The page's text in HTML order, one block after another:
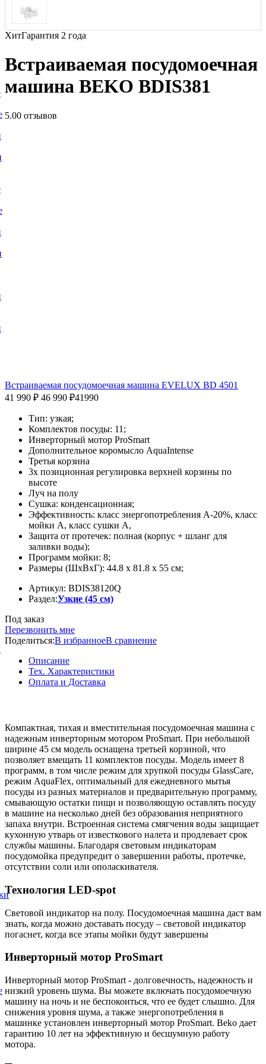
ХитГарантия 2 года
Встраиваемая посудомоечная
машина BEKO BDIS381
5.00 отзывов
Встраиваемая посудомоечная машина EVELUX BD 4501
41 990 ₽ 46 990 ₽41990
Тип: узкая;
Комплектов посуды: 11;
Инверторный мотор ProSmart
Дополнительное коромысло AquaIntense
Третья корзина
3х позиционная регулировка верхней корзины по
высоте
Луч на полу
Сушка: конденсационная;
Эффективность: класс энергопотребления A-20%, класс
мойки A, класс сушки A,
Защита от протечек: полная (корпус + шланг для
заливки воды);
Программ мойки: 8;
Размеры (ШxВxГ): 44.8 x 81.8 x 55 см;
Артикул: BDIS38120Q
Раздел:Узкие (45 см)
Под заказ
Перезвонить мне
Поделиться:В избранноеВ сравнение
Описание
Тех. Характеристики
Оплата и Доставка
Компактная, тихая и вместительная посудомоечная машина с
надежным инверторным мотором ProSmart. При небольшой
ширине 45 см модель оснащена третьей корзиной, что
позволяет вмещать 11 комплектов посуды. Модель имеет 8
программ, в том числе режим для хрупкой посуды GlassCare,
режим AquaFlex, оптимальный для ежедневного мытья
посуды из разных материалов и предварительную программу,
смывающую остатки пищи и позволяющую оставлять посуду
в машине на несколько дней без образования неприятного
запаха внутри. Встроенная система смягчения воды защищает
кухонную утварь от известкового налета и продлевает срок
службы машины. Благодаря световым индикаторам
посудомойка предупредит о завершении работы, протечке,
отсутствии соли или ополаскивателя.
Технология LED-spot
Световой индикатор на полу. Посудомоечная машина даст вам
знать, когда можно доставать посуду – световой индикатор
погаснет, когда все этапы мойки будут завершены
Инверторный мотор ProSmart
Инверторный мотор ProSmart - долговечность, надежность и
низкий уровень шума. Вы можете включать посудомоечную
машину на ночь и не беспокоиться, что ее будет слышно. Для
снижения уровня шума, а также энергопотребления в
машинке установлен инверторный мотор ProSmart. Beko дает
гарантию 10 лет на эффективную и бесшумную работу
мотора.